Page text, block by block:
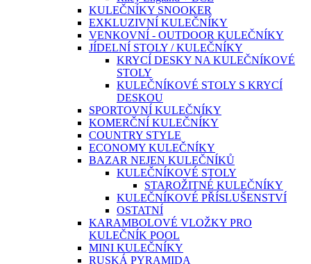
KULEČNÍKY SNOOKER
EXKLUZIVNÍ KULEČNÍKY
VENKOVNÍ - OUTDOOR KULEČNÍKY
JÍDELNÍ STOLY / KULEČNÍKY
KRYCÍ DESKY NA KULEČNÍKOVÉ
STOLY
KULEČNÍKOVÉ STOLY S KRYCÍ
DESKOU
SPORTOVNÍ KULEČNÍKY
KOMERČNÍ KULEČNÍKY
COUNTRY STYLE
ECONOMY KULEČNÍKY
BAZAR NEJEN KULEČNÍKŮ
KULEČNÍKOVÉ STOLY
STAROŽITNÉ KULEČNÍKY
KULEČNÍKOVÉ PŘÍSLUŠENSTVÍ
OSTATNÍ
KARAMBOLOVÉ VLOŽKY PRO
KULEČNÍK POOL
MINI KULEČNÍKY
RUSKÁ PYRAMIDA